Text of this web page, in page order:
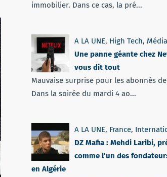
immobilier. Dans ce cas, la pré...
A LA UNE, High Tech,
Une panne géante chez
vous dit tout
Mauvaise surprise pour les abonnés
Dans la soirée du mardi 4 ao...
A LA UNE, France,
DZ Mafia : Mehdi Laribi,
comme l’un des
en Algérie